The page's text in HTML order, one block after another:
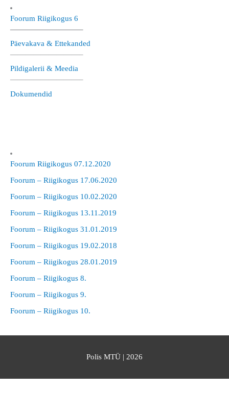
Foorum Riigikogus 6
—————————–
Päevakava & Ettekanded
—————————–
Pildigalerii & Meedia
—————————–
Dokumendid
Foorum Riigikogus 07.12.2020
Foorum – Riigikogus 17.06.2020
Foorum – Riigikogus 10.02.2020
Foorum – Riigikogus 13.11.2019
Foorum – Riigikogus 31.01.2019
Foorum – Riigikogus 19.02.2018
Foorum – Riigikogus 28.01.2019
Foorum – Riigikogus 8.
Foorum – Riigikogus 9.
Foorum – Riigikogus 10.
Polis MTÜ | 2026